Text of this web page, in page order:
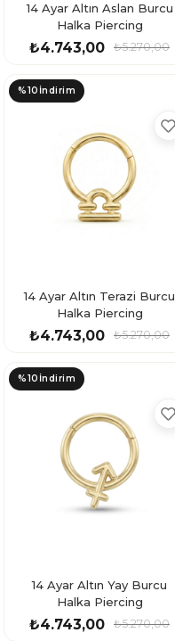
14 Ayar Altın Aslan Burcu
Halka Piercing
₺4.743,00 ₺5.270,00
14 Ayar Altın Terazi Burcu
Halka Piercing
₺4.743,00 ₺5.270,00
%10 İndirim
14 Ayar Altın Yay Burcu
Halka Piercing
₺4.743,00 ₺5.270,00
%10 İndirim